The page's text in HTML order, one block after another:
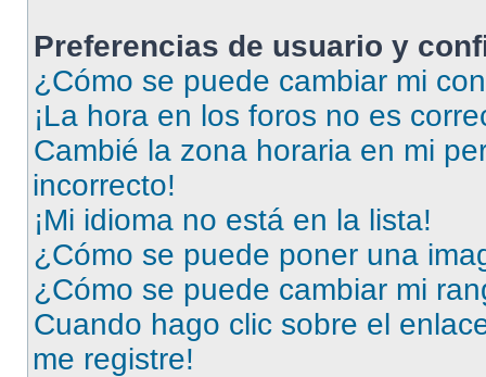
Preferencias de usuario y
¿Cómo se puede cambiar mi
¡La hora en los foros no es
Cambié la zona horaria en mi
incorrecto!
¡Mi idioma no está en la lista!
¿Cómo se puede poner una
¿Cómo se puede cambiar mi
Cuando hago clic sobre el
me registre!